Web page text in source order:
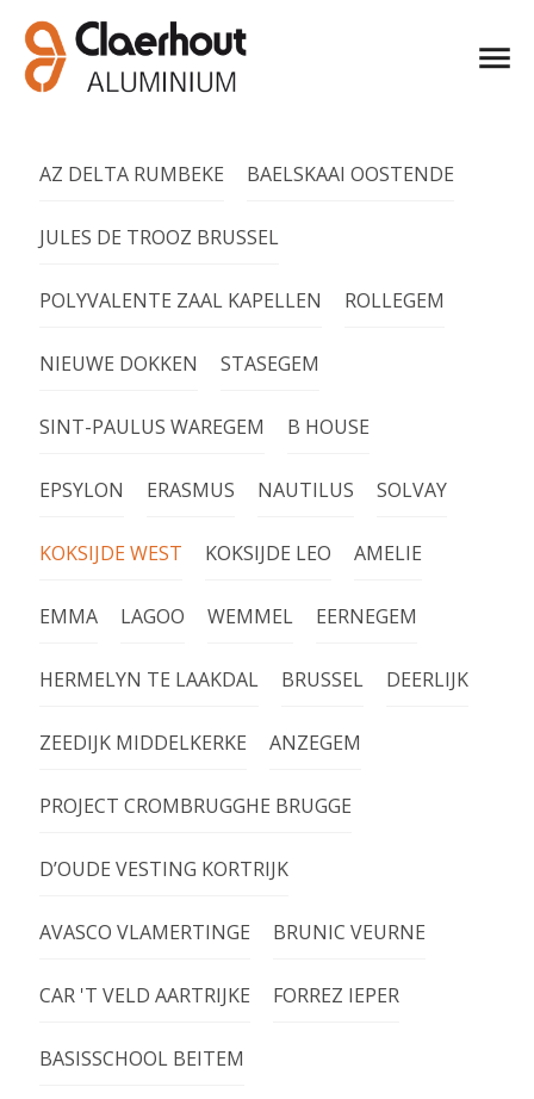
AZ DELTA RUMBEKE BAELSKAAI OOSTENDE
JULES DE TROOZ BRUSSEL
POLYVALENTE ZAAL KAPELLEN ROLLEGEM
NIEUWE DOKKEN STASEGEM
SINT-PAULUS WAREGEM B HOUSE
EPSYLON ERASMUS NAUTILUS SOLVAY
KOKSIJDE WEST KOKSIJDE LEO AMELIE
EMMA LAGOO WEMMEL EERNEGEM
HERMELYN TE LAAKDAL BRUSSEL DEERLIJK
ZEEDIJK MIDDELKERKE ANZEGEM
PROJECT CROMBRUGGHE BRUGGE
D’OUDE VESTING KORTRIJK
AVASCO VLAMERTINGE BRUNIC VEURNE
CAR 'T VELD AARTRIJKE FORREZ IEPER
BASISSCHOOL BEITEM